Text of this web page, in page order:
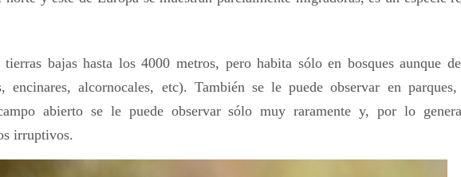
tierras bajas hasta los 4000 metros, pero habita sólo en bosques aunque
encinares, alcornocales, etc). También se le puede observar en
abierto se le puede observar sólo muy raramente y, por lo
irruptivos.